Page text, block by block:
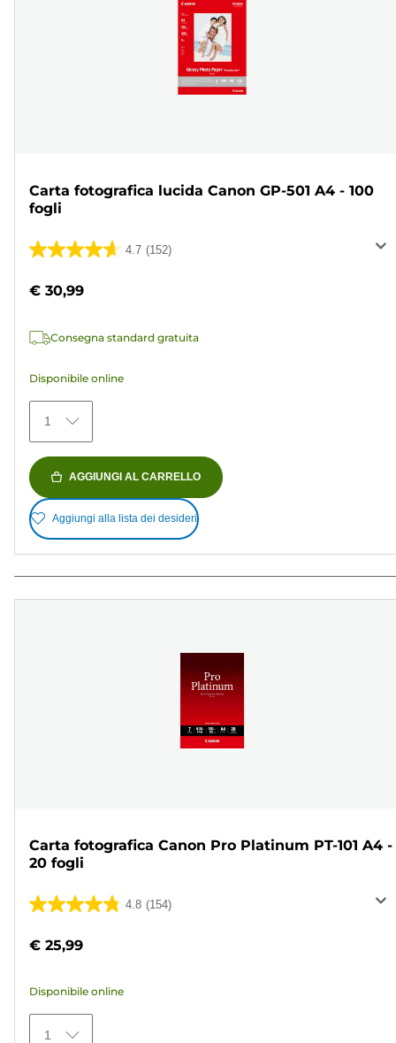
Carta fotografica lucida Canon GP-501 A4 - 100
fogli
4.7 (152)
4.7
5
152
€ 30,99
Consegna standard gratuita
Disponibile online
1
AGGIUNGI AL CARRELLO
Aggiungi alla lista dei desideri
Carta fotografica Canon Pro Platinum PT-101 A4 -
20 fogli
4.8 (154)
4.8
5
154
recensioni
€ 25,99
Disponibile online
1